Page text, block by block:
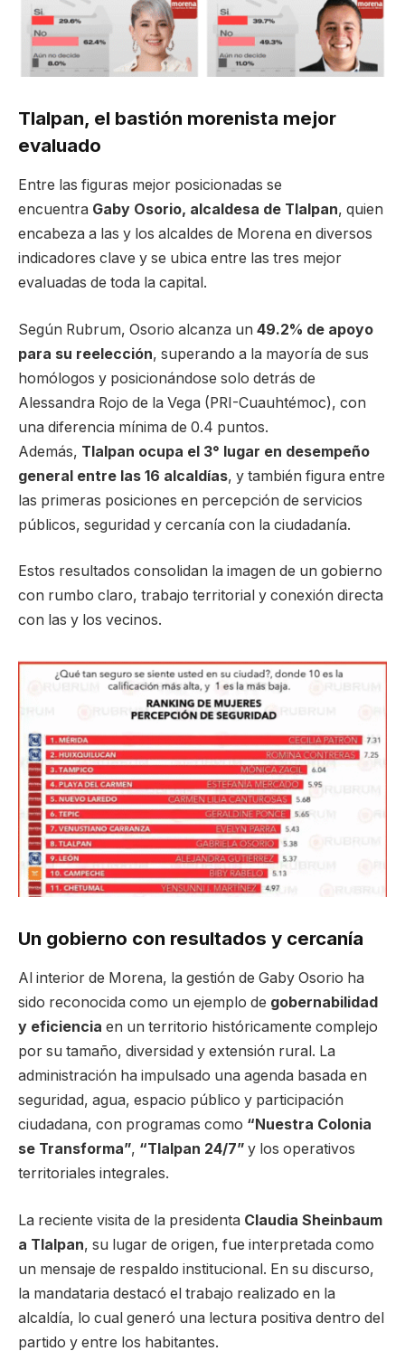
Tlalpan, el bastión morenista mejor
evaluado
Entre las figuras mejor posicionadas se
encuentra Gaby Osorio, alcaldesa de Tlalpan, quien
encabeza a las y los alcaldes de Morena en diversos
indicadores clave y se ubica entre las tres mejor
evaluadas de toda la capital.
Según Rubrum, Osorio alcanza un 49.2% de apoyo
para su reelección, superando a la mayoría de sus
homólogos y posicionándose solo detrás de
Alessandra Rojo de la Vega (PRI-Cuauhtémoc), con
una diferencia mínima de 0.4 puntos.
Además, Tlalpan ocupa el 3° lugar en desempeño
general entre las 16 alcaldías, y también figura entre
las primeras posiciones en percepción de servicios
públicos, seguridad y cercanía con la ciudadanía.
Estos resultados consolidan la imagen de un gobierno
con rumbo claro, trabajo territorial y conexión directa
con las y los vecinos.
Un gobierno con resultados y cercanía
Al interior de Morena, la gestión de Gaby Osorio ha
sido reconocida como un ejemplo de gobernabilidad
y eficiencia en un territorio históricamente complejo
por su tamaño, diversidad y extensión rural. La
administración ha impulsado una agenda basada en
seguridad, agua, espacio público y participación
ciudadana, con programas como “Nuestra Colonia
se Transforma”, “Tlalpan 24/7” y los operativos
territoriales integrales.
La reciente visita de la presidenta Claudia Sheinbaum
a Tlalpan, su lugar de origen, fue interpretada como
un mensaje de respaldo institucional. En su discurso,
la mandataria destacó el trabajo realizado en la
alcaldía, lo cual generó una lectura positiva dentro del
partido y entre los habitantes.